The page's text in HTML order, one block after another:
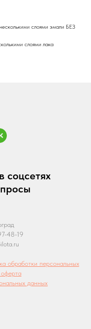
слоями эмали БЕЗ
слоями лака
соцсетях
48-19
обработки персональных
данных